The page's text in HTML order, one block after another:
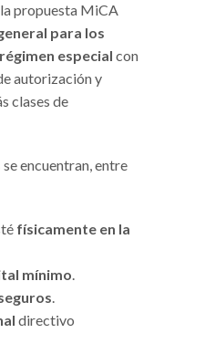
propuesta MiCA
para los
régimen especial con
autorización y
clases de
se encuentran, entre
físicamente en la
mínimo.
.
directivo